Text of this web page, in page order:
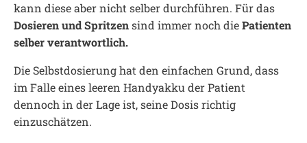
kann diese aber nicht selber durchführen. Für das
Dosieren und Spritzensind immer noch diePatienten
selber verantwortlich.
Die Selbstdosierung hat den einfachen Grund, dass
im Falle eines leeren Handyakku der Patient
dennoch in der Lage ist, seine Dosis richtig
einzuschätzen.